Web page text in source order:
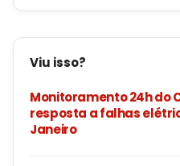
Viu isso?
Monitoramento 24h do
resposta a falhas
Janeiro